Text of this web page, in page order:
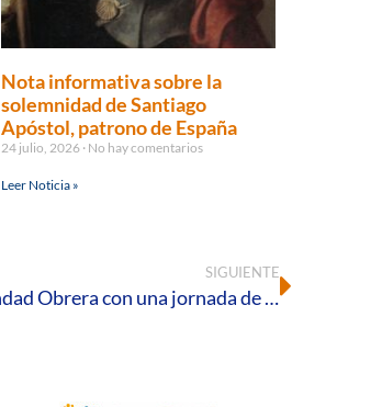
Nota informativa sobre la
solemnidad de Santiago
Apóstol, patrono de España
24 julio, 2026 No hay comentarios
Leer Noticia »
SIGUIENTE
HOAC Huelva celebra el Día de la Hermandad Obrera con una jornada de encuentro, fe y compromiso